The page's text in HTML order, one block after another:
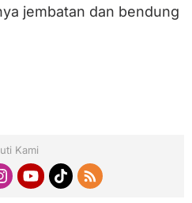
jembatan dan bendung
Kami